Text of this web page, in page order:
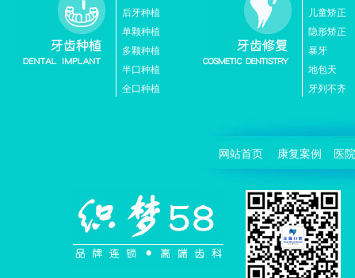
后牙种植
单颗种植
多颗种植
半口种植
全口种植
儿童矫正
隐形矫正
暴牙
地包天
牙列不齐
网站首页 康复案例 医